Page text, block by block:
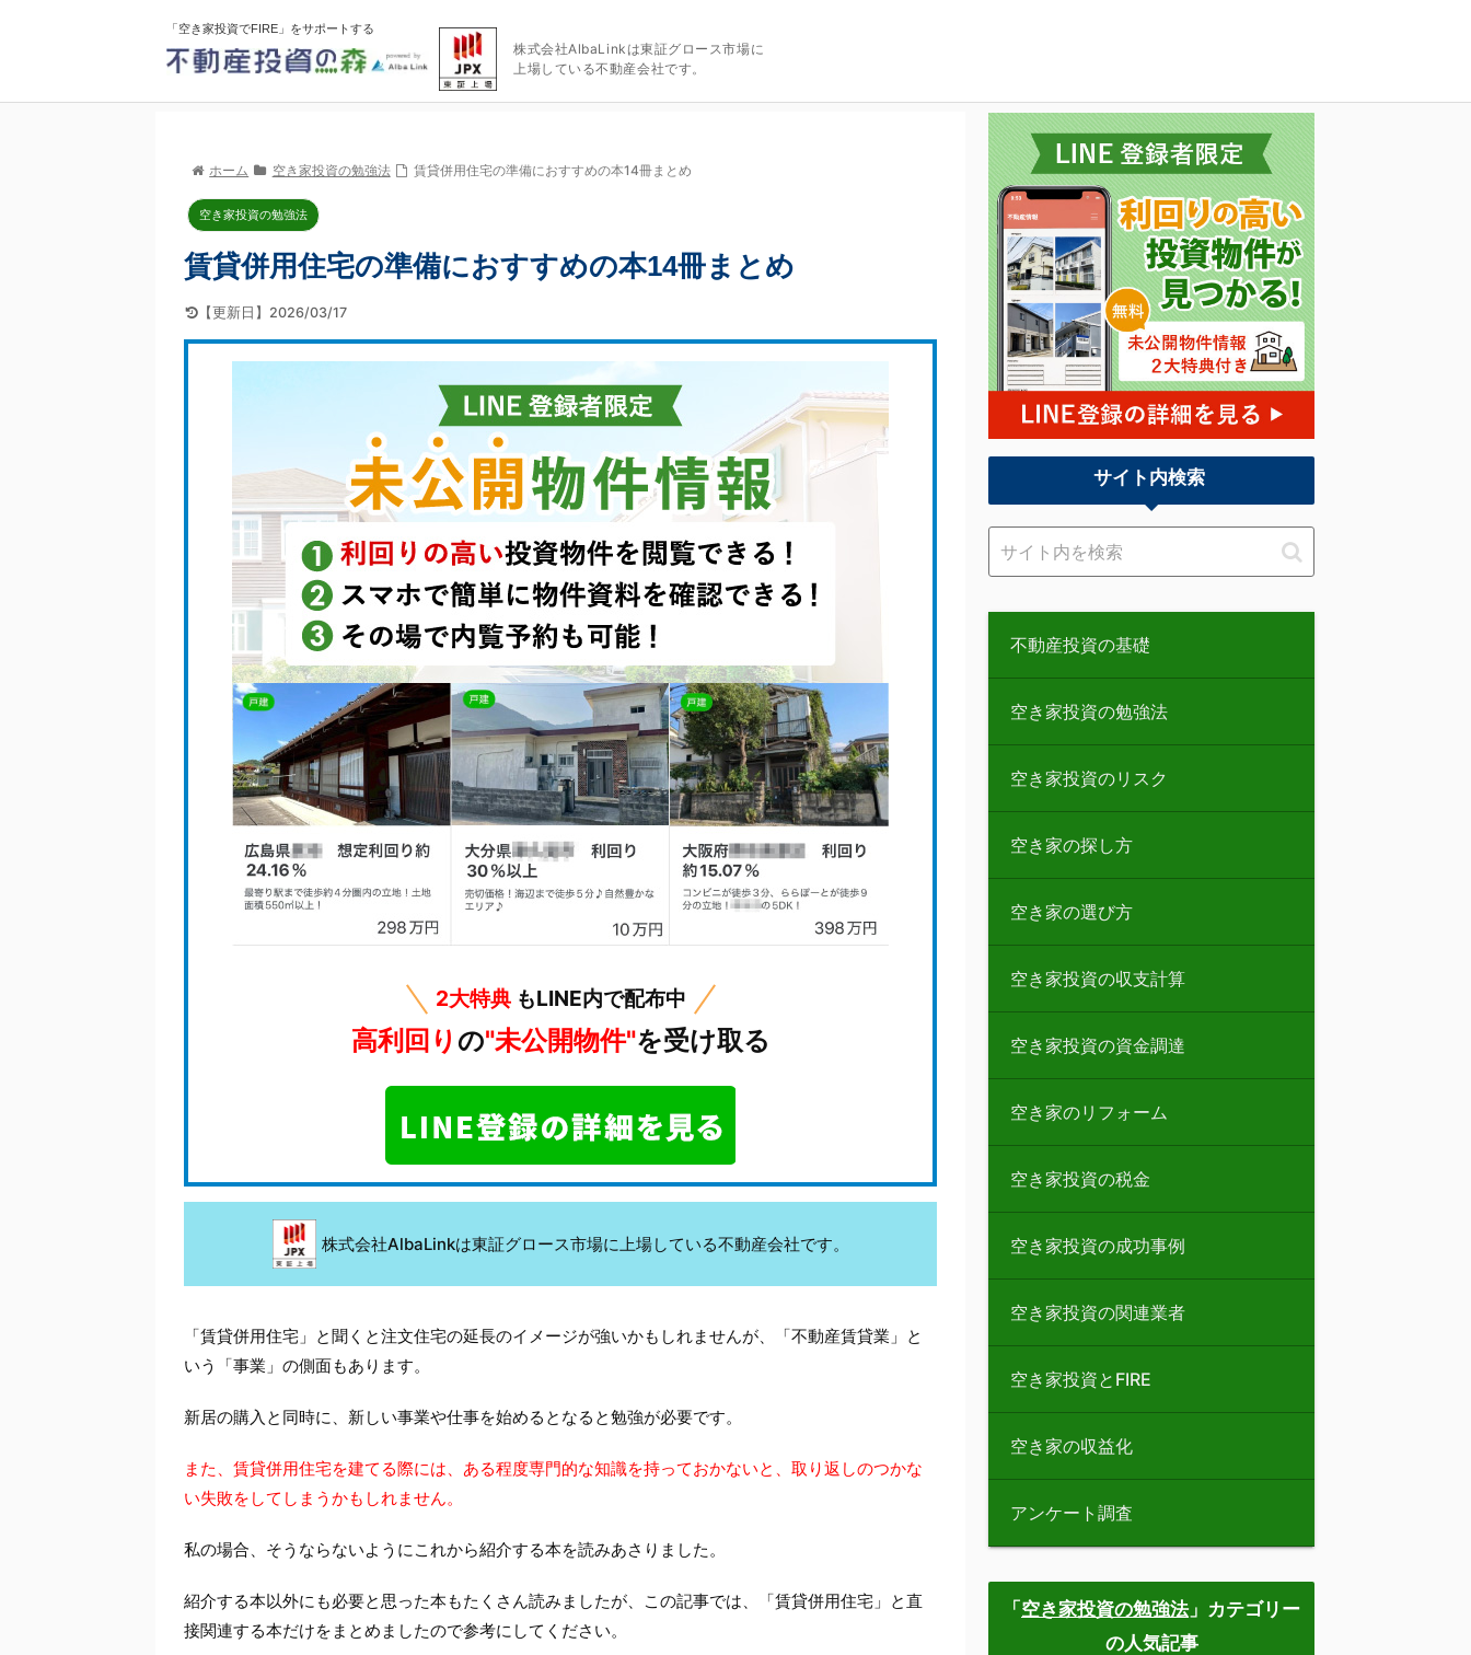
「空き家投資でFIRE」をサポートする
株式会社AlbaLinkは東証グロース市場に
上場している不動産会社です。
ホーム 空き家投資の勉強法 賃貸併用住宅の準備におすすめの本14冊まとめ
空き家投資の勉強法
賃貸併用住宅の準備におすすめの本14冊まとめ
【更新日】2026/03/17
2大特典もLINE内で配布中
高利回り の"未公開物件"を受け取る
株式会社AlbaLinkは東証グロース市場に上場している不動産会社です。
「賃貸併用住宅」と聞くと注文住宅の延長のイメージが強いかもしれませんが、「不動産賃貸業」と
いう「事業」の側面もあります。
新居の購入と同時に、新しい事業や仕事を始めるとなると勉強が必要です。
また、賃貸併用住宅を建てる際には、ある程度専門的な知識を持っておかないと、取り返しのつかな
い失敗をしてしまうかもしれません。
私の場合、そうならないようにこれから紹介する本を読みあさりました。
紹介する本以外にも必要と思った本もたくさん読みましたが、この記事では、「賃貸併用住宅」と直
接関連する本だけをまとめましたので参考にしてください。
サイト内検索
不動産投資の基礎
空き家投資の勉強法
空き家投資のリスク
空き家の探し方
空き家の選び方
空き家投資の収支計算
空き家投資の資金調達
空き家のリフォーム
空き家投資の税金
空き家投資の成功事例
空き家投資の関連業者
空き家投資とFIRE
空き家の収益化
アンケート調査
「空き家投資の勉強法」カテゴリー
の人気記事